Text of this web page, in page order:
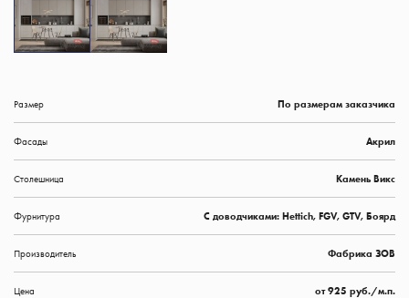
Размер По размерам заказчика
Фасады Акрил
Столешница Камень Викс
Фурнитура C доводчиками: Hettich, FGV, GTV, Боярд
Производитель Фабрика ЗОВ
Цена от 925 руб./м.п.